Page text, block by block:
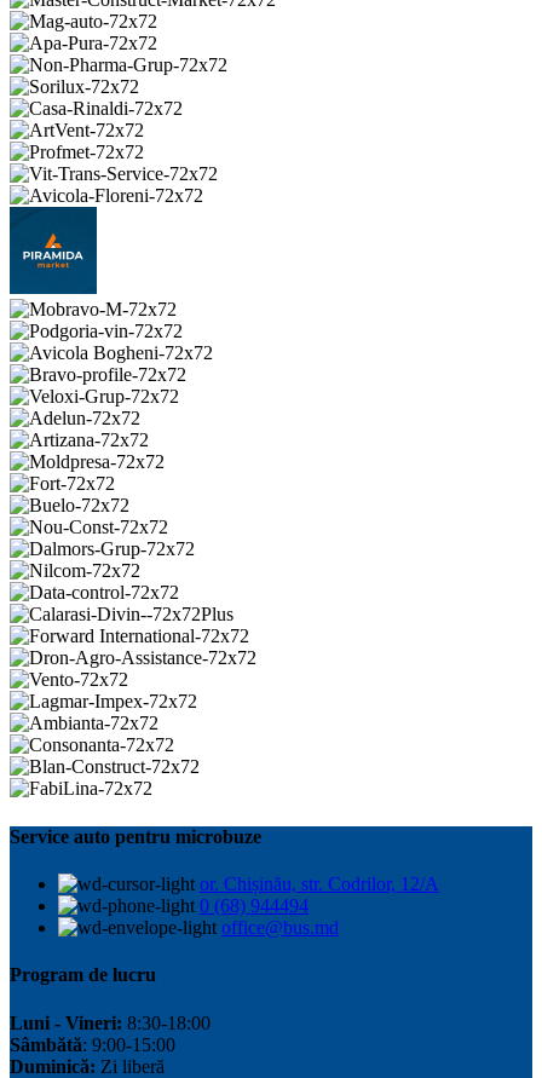
Service auto pentru microbuze
or. Chișinău, str. Codrilor, 12/A
0 (68) 944494
office@bus.md
Program de lucru
Luni - Vineri: 8:30-18:00
Sâmbătă: 9:00-15:00
Duminică: Zi liberă